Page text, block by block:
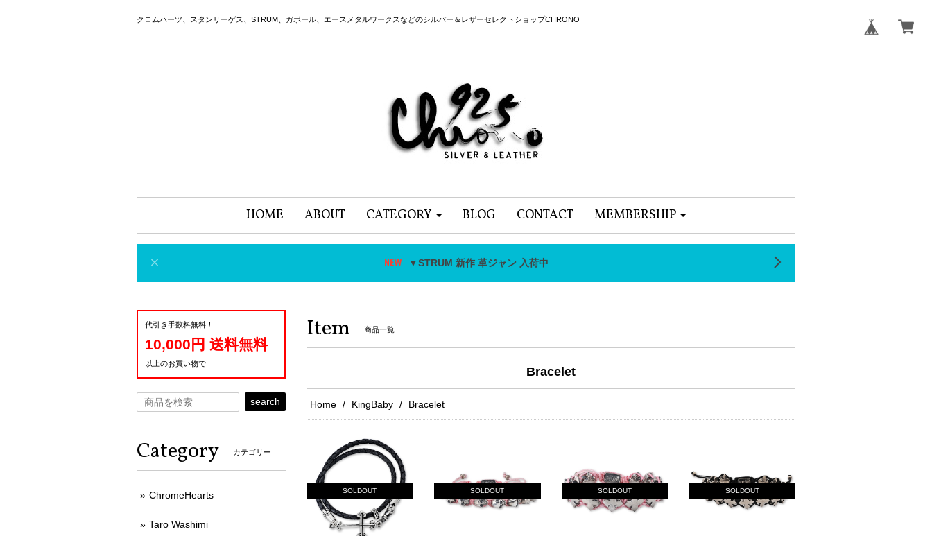
クロムハーツ、スタンリーゲス、STRUM、ガボール、エースメタルワークスなどのシルバー＆レザーセレクトショップCHRONO
HOME ABOUT CATEGORY BLOG CONTACT MEMBERSHIP
▼STRUM 新作 革ジャン 入荷中
Item 商品一覧
Bracelet
Home KingBaby Bracelet
SOLDOUT SOLDOUT SOLDOUT SOLDOUT
代引き手数料無料！
10,000円 送料無料
以上のお買い物で
search
Category カテゴリー
ChromeHearts
Taro Washimi